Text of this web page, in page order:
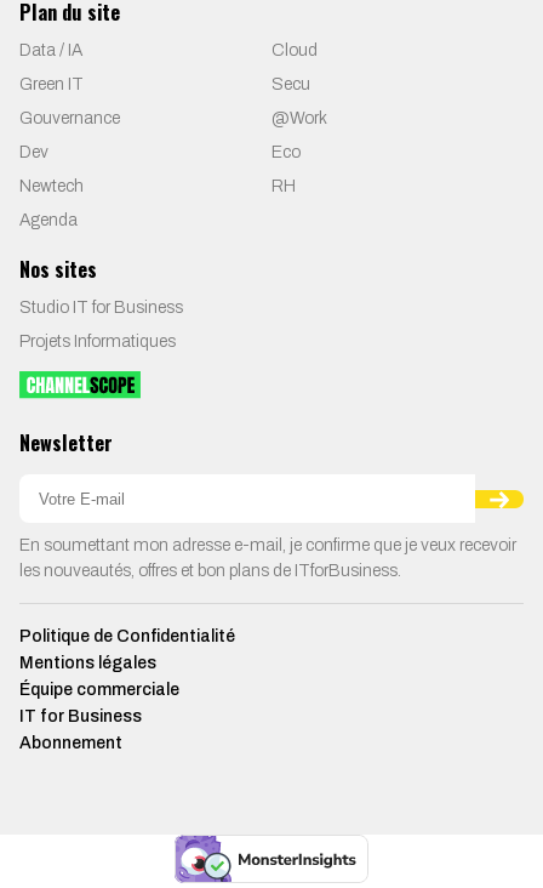
Plan du site
Data / IA
Cloud
Green IT
Secu
Gouvernance
@Work
Dev
Eco
Newtech
RH
Agenda
Nos sites
Studio IT for Business
Projets Informatiques
Newsletter
En soumettant mon adresse e-mail, je confirme que je veux recevoir
les nouveautés, offres et bon plans de ITforBusiness.
Politique de Confidentialité
Mentions légales
Équipe commerciale
IT for Business
Abonnement